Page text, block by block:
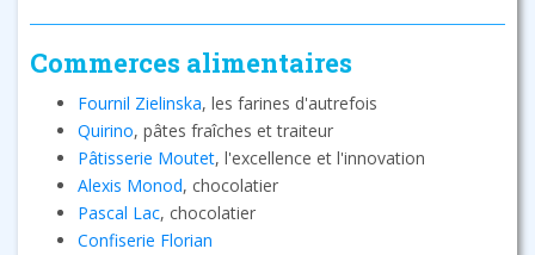
Commerces alimentaires
Fournil Zielinska, les farines d'autrefois
Quirino, pâtes fraîches et traiteur
Pâtisserie Moutet, l'excellence et l'innovation
Alexis Monod, chocolatier
Pascal Lac, chocolatier
Confiserie Florian